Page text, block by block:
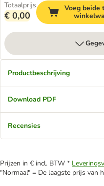
Totaalprijs
€ 0,00
Voeg beide
Productbeschrijving
Download PDF
Recensies
Prijzen in € incl. BTW *
"Normaal" = De laagste prijs van